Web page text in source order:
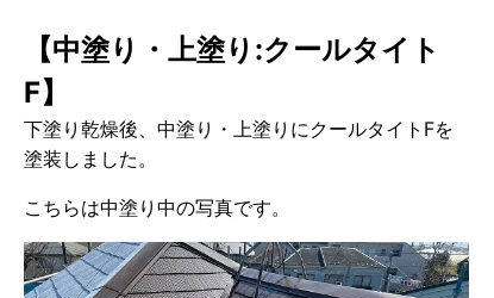
【中塗り・上塗り:クールタイト
F】
下塗り乾燥後、中塗り・上塗りにクールタイトFを
塗装しました。
こちらは中塗り中の写真です。